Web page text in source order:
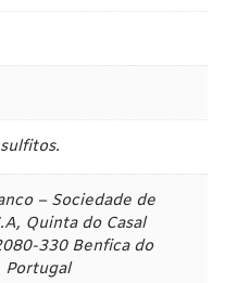
– Sociedade de
Quinta do Casal
330 Benfica do
Portugal